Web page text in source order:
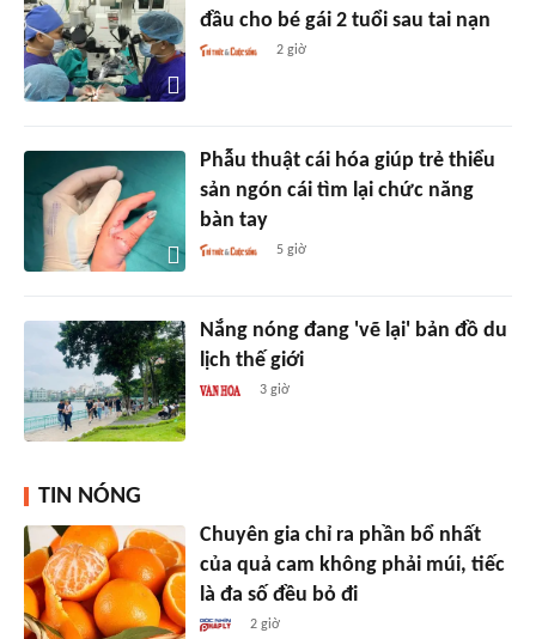
đầu cho bé gái 2 tuổi sau tai nạn
2 giờ
Phẫu thuật cái hóa giúp trẻ thiểu
sản ngón cái tìm lại chức năng
bàn tay
5 giờ
Nắng nóng đang 'vẽ lại' bản đồ du
lịch thế giới
3 giờ
TIN NÓNG
Chuyên gia chỉ ra phần bổ nhất
của quả cam không phải múi, tiếc
là đa số đều bỏ đi
2 giờ